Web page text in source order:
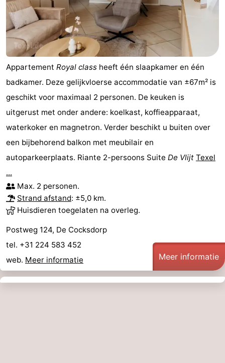
Appartement Royal class heeft één slaapkamer en één
badkamer. Deze gelijkvloerse accommodatie van ±67m² is
geschikt voor maximaal 2 personen. De keuken is
uitgerust met onder andere: koelkast, koffieapparaat,
waterkoker en magnetron. Verder beschikt u buiten over
een bijbehorend balkon met meubilair en
autoparkeerplaats. Riante 2-persoons Suite De Vlijt Texel
...
Max. 2 personen.
Strand afstand: ±5,0 km.
Huisdieren toegelaten na overleg.
Postweg 124, De Cocksdorp
tel. +31 224 583 452
web. Meer informatie Meer informatie